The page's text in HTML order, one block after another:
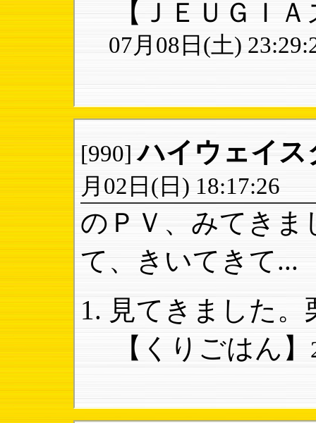
【ＪＥＵＧＩ
07月08日(土)
[990] ハイウェイス
月02日(日) 18:17:26
のＰＶ、みてき
て、きいてきて...
見てきました
【くりごはん】